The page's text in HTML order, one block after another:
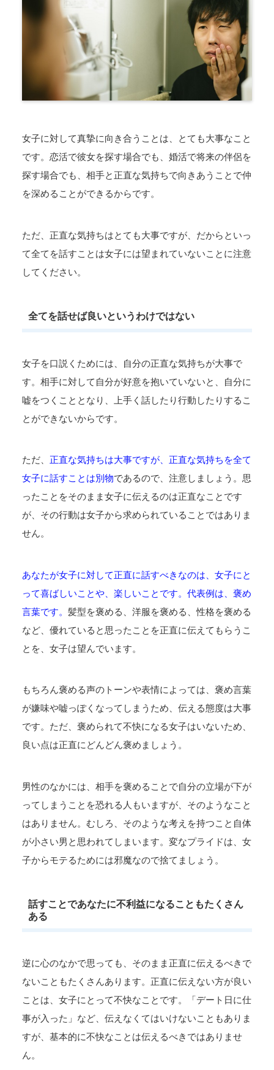
女子に対して真摯に向き合うことは、とても大事なこと
です。恋活で彼女を探す場合でも、婚活で将来の伴侶を
探す場合でも、相手と正直な気持ちで向きあうことで仲
を深めることができるからです。
ただ、正直な気持ちはとても大事ですが、だからといっ
て全てを話すことは女子には望まれていないことに注意
してください。
全てを話せば良いというわけではない
女子を口説くためには、自分の正直な気持ちが大事で
す。相手に対して自分が好意を抱いていないと、自分に
嘘をつくこととなり、上手く話したり行動したりするこ
とができないからです。
ただ、 正直な気持ちは大事ですが、正直な気持ちを全て
女子に話すことは別物であるので、注意しましょう。思
ったことをそのまま女子に伝えるのは正直なことです
が、その行動は女子から求められていることではありま
せん。
あなたが女子に対して正直に話すべきなのは、女子にと
って喜ばしいことや、楽しいことです。代表例は、褒め
言葉です。 髪型を褒める、洋服を褒める、性格を褒める
など、優れていると思ったことを正直に伝えてもらうこ
とを、女子は望んでいます。
もちろん褒める声のトーンや表情によっては、褒め言葉
が嫌味や嘘っぽくなってしまうため、伝える態度は大事
です。ただ、褒められて不快になる女子はいないため、
良い点は正直にどんどん褒めましょう。
男性のなかには、相手を褒めることで自分の立場が下が
ってしまうことを恐れる人もいますが、そのようなこと
はありません。むしろ、そのような考えを持つこと自体
が小さい男と思われてしまいます。変なプライドは、女
子からモテるためには邪魔なので捨てましょう。
話すことであなたに不利益になることもたくさん
ある
逆に心のなかで思っても、そのまま正直に伝えるべきで
ないこともたくさんあります。正直に伝えない方が良い
ことは、女子にとって不快なことです。「デート日に仕
事が入った」など、伝えなくてはいけないこともありま
すが、基本的に不快なことは伝えるべきではありませ
ん。